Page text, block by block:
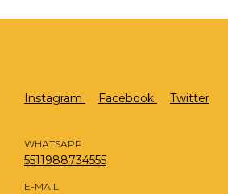
Instagram Facebook Twitter
WHATSAPP
5511988734555
E-MAIL